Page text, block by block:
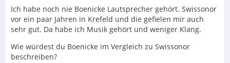
Ich habe noch nie Boenicke Lautsprecher gehört. Swissonor
vor ein paar Jahren in Krefeld und die gefielen mir auch
sehr gut. Da habe ich Musik gehört und weniger Klang.
Wie würdest du Boenicke im Vergleich zu Swissonor
beschreiben?